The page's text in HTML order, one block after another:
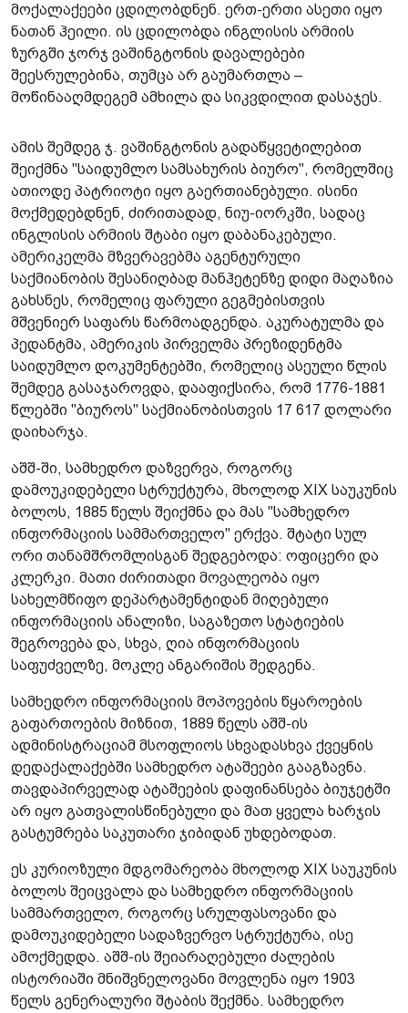
მოქალაქეები ცდილობდნენ. ერთ-ერთი ასეთი იყო
ნათან ჰეილი. ის ცდილობდა ინგლისის არმიის
ზურგში ჯორჯ ვაშინგტონის დავალებები
შეესრულებინა, თუმცა არ გაუმართლა –
მოწინააღმდეგემ ამხილა და სიკვდილით დასაჯეს.
ამის შემდეგ ჯ. ვაშინგტონის გადაწყვეტილებით
შეიქმნა "საიდუმლო სამსახურის ბიურო", რომელშიც
ათიოდე პატრიოტი იყო გაერთიანებული. ისინი
მოქმედებდნენ, ძირითადად, ნიუ-იორკში, სადაც
ინგლისის არმიის შტაბი იყო დაბანაკებული.
ამერიკელმა მზვერავებმა აგენტურული
საქმიანობის შესანიღბად მანჰეტენზე დიდი მაღაზია
გახსნეს, რომელიც ფარული გეგმებისთვის
მშვენიერ საფარს წარმოადგენდა. აკურატულმა და
პედანტმა, ამერიკის პირველმა პრეზიდენტმა
საიდუმლო დოკუმენტებში, რომელიც ასეული წლის
შემდეგ გასაჯაროვდა, დააფიქსირა, რომ 1776-1881
წლებში "ბიუროს" საქმიანობისთვის 17 617 დოლარი
დაიხარჯა.
აშშ-ში, სამხედრო დაზვერვა, როგორც
დამოუკიდებელი სტრუქტურა, მხოლოდ XIX საუკუნის
ბოლოს, 1885 წელს შეიქმნა და მას "სამხედრო
ინფორმაციის სამმართველო" ერქვა. შტატი სულ
ორი თანამშრომლისგან შედგებოდა: ოფიცერი და
კლერკი. მათი ძირითადი მოვალეობა იყო
სახელმწიფო დეპარტამენტიდან მიღებული
ინფორმაციის ანალიზი, საგაზეთო სტატიების
შეგროვება და, სხვა, ღია ინფორმაციის
საფუძველზე, მოკლე ანგარიშის შედგენა.
სამხედრო ინფორმაციის მოპოვების წყაროების
გაფართოების მიზნით, 1889 წელს აშშ-ის
ადმინისტრაციამ მსოფლიოს სხვადასხვა ქვეყნის
დედაქალაქებში სამხედრო ატაშეები გააგზავნა.
თავდაპირველად ატაშეების დაფინანსება ბიუჯეტში
არ იყო გათვალისწინებული და მათ ყველა ხარჯის
გასტუმრება საკუთარი ჯიბიდან უხდებოდათ.
ეს კურიოზული მდგომარეობა მხოლოდ XIX საუკუნის
ბოლოს შეიცვალა და სამხედრო ინფორმაციის
სამმართველო, როგორც სრულფასოვანი და
დამოუკიდებელი სადაზვერვო სტრუქტურა, ისე
ამოქმედდა. აშშ-ის შეიარაღებული ძალების
ისტორიაში მნიშვნელოვანი მოვლენა იყო 1903
წელს გენერალური შტაბის შექმნა. სამხედრო